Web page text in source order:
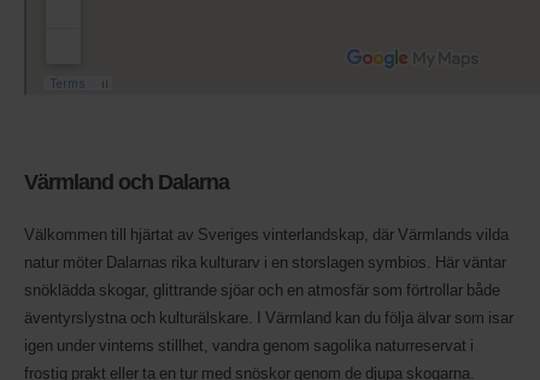
Värmland och Dalarna
Välkommen till hjärtat av Sveriges vinterlandskap, där Värmlands vilda
natur möter Dalarnas rika kulturarv i en storslagen symbios. Här väntar
snöklädda skogar, glittrande sjöar och en atmosfär som förtrollar både
äventyrslystna och kulturälskare. I Värmland kan du följa älvar som isar
igen under vinterns stillhet, vandra genom sagolika naturreservat i
frostig prakt eller ta en tur med snöskor genom de djupa skogarna.